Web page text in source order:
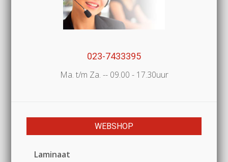
023-7433395
Ma. t/m Za. -- 09.00 - 17.30uur
WEBSHOP
Laminaat